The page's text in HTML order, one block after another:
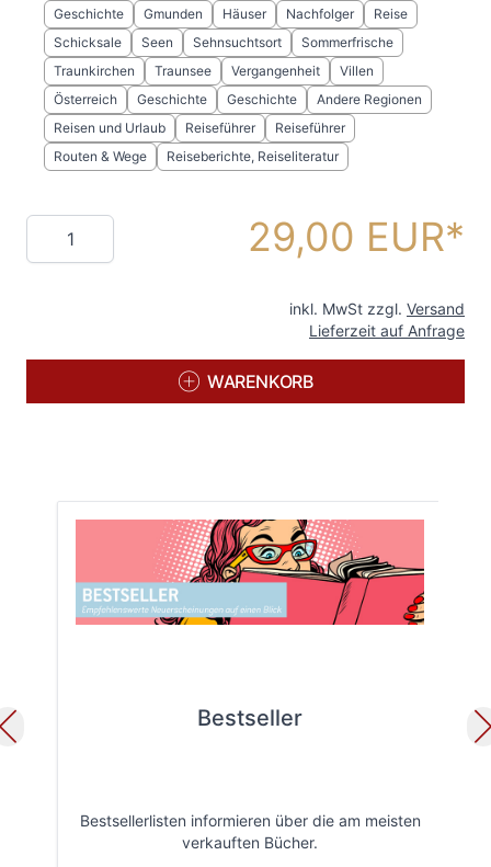
Geschichte Gmunden Häuser Nachfolger
Reise
Schicksale
Seen Sehnsuchtsort
Sommerfrische
Traunkirchen
Traunsee Vergangenheit
Villen
Österreich
Geschichte Geschichte
Andere Regionen
Reisen und Urlaub
Reiseführer
Reiseführer
Routen & Wege
Reiseberichte, Reiseliteratur
Menge 29,00 EUR
inkl. MwSt zzgl. Versand
Lieferzeit auf Anfrage
WARENKORB
Bestseller
Bestsellerlisten informieren über die am meisten
verkauften Bücher.